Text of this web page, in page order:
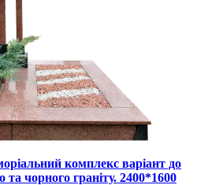
комплекс варіант до
та чорного граніту. 2400*1600